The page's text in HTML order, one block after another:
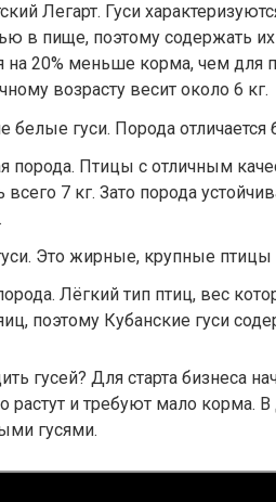
Легарт. Гуси
в пище, поэтому содержать
на 20% меньше корма, чем для
возрасту весит около 6 кг.
белые гуси. Порода
порода. Птицы с отличным
7 кг. Зато порода
Это жирные, крупные птицы
Лёгкий тип птиц, вес
поэтому Кубанские гуси
гусей? Для старта
растут и требуют мало
гусями.